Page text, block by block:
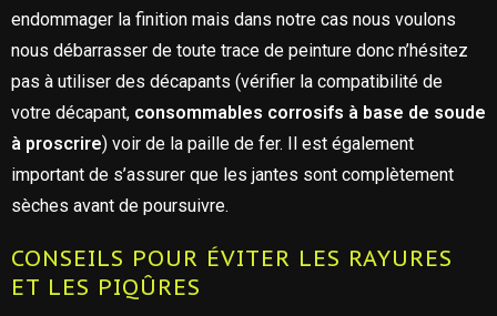
endommager la finition mais dans notre cas nous voulons
nous débarrasser de toute trace de peinture donc n’hésitez
pas à utiliser des décapants (vérifier la compatibilité de
votre décapant, consommables corrosifs à base de soude
à proscrire) voir de la paille de fer. Il est également
important de s’assurer que les jantes sont complètement
sèches avant de poursuivre.
CONSEILS POUR ÉVITER LES RAYURES
ET LES PIQÛRES